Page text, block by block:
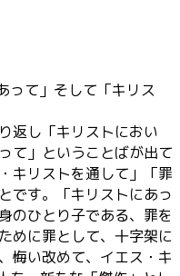
て」そして「キリス
返し「キリストにおい
て」ということばが出て
キリストを通して」「罪
です。「キリストにあっ
のひとり子である、罪を
めに罪として、十字架に
悔い改めて、イエス・キ